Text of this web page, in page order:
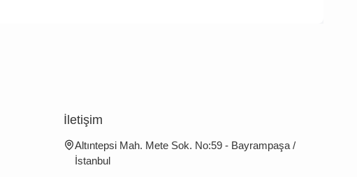
İletişim
Altıntepsi Mah. Mete Sok. No:59 - Bayrampaşa /
İstanbul